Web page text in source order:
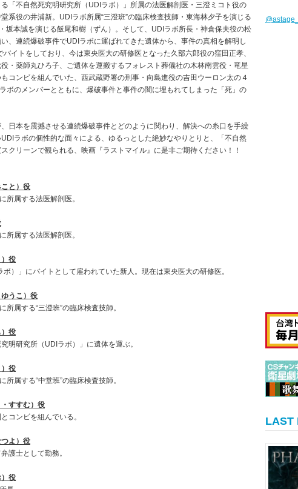
「不自然死究明研究所（UDIラボ）」所属の法医解剖医・三澄ミコト役の
系役の井浦新。UDIラボ所属“三澄班”の臨床検査技師・東海林夕子を演じる
坂本誠を演じる飯尾和樹（ずん）。そして、UDIラボ所長・神倉保夫役の松
、連続爆破事件でUDIラボに運ばれてきた遺体から、事件の真相を解明し
イトをしており、今は東央医大の研修医となった久部六郎役の窪田正孝、
・薬師丸ひろ子、ご遺体を運搬するフォレスト葬儀社の木林南雲役・竜星
コンビを組んでいた、西武蔵野署の刑事・向島進役の吉田ウーロン太の４
ボのメンバーとともに、爆破事件と事件の闇に埋もれてしまった「死」の
日本を震撼させる連続爆破事件とどのように関わり、解決への糸口を手繰
ラボの個性的な面々による、ゆるっとした絶妙なやりとりと、「不自然
クリーンで観られる、映画『ラストマイル』に是非ご期待ください！！
と）役
所属する法医解剖医。
所属する法医解剖医。
役
）」にバイトとして雇われていた新人。現在は東央医大の研修医。
うこ）役
所属する“三澄班”の臨床検査技師。
役
明研究所（UDIラボ）」に遺体を運ぶ。
役
所属する“中堂班”の臨床検査技師。
すすむ）役
コンビを組んでいる。
よ）役
護士として勤務。
役
LAST